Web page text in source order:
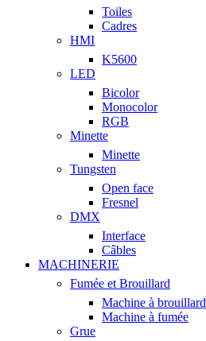
Toiles
Cadres
HMI
K5600
LED
Bicolor
Monocolor
RGB
Minette
Minette
Tungsten
Open face
Fresnel
DMX
Interface
Câbles
MACHINERIE
Fumée et Brouillard
Machine à brouillard
Machine à fumée
Grue